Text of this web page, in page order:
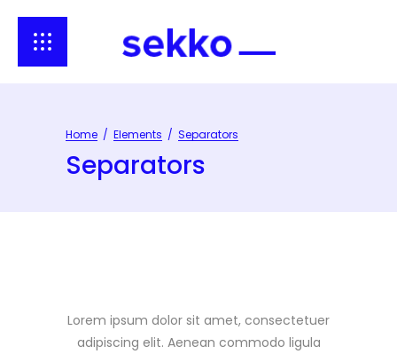
Home / Elements / Separators
Separators
Lorem ipsum dolor sit amet, consectetuer
adipiscing elit. Aenean commodo ligula